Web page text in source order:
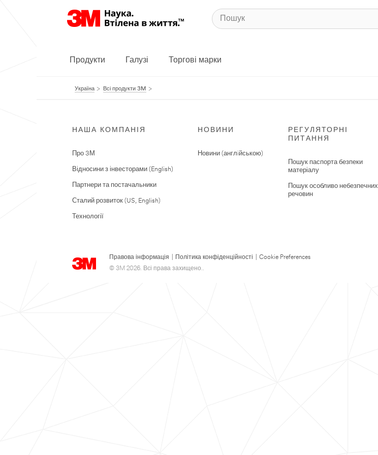
Продукти Галузі Торгові марки
Україна Всі продукти 3M
НАША КОМПАНІЯ
Про 3М
Відносини з інвесторами (English)
Партнери та постачальники
Сталий розвиток (US, English)
Технології
НОВИНИ
Новини (англiйською)
РЕГУЛЯТОРНІ
ПИТАННЯ
Пошук паспорта безпеки
матеріалу
Пошук особливо небезпечних
речовин
Правова інформація Політика конфіденційності
Cookie Preferences
© 3M 2026. Всі права захищено..